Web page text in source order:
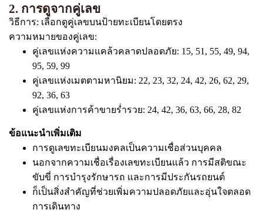
2. การดูจากคู่เลข
วิธีการ: เลือกดูคู่เลขบนป้ายทะเบียนโดยตรง
ความหมายของคู่เลข:
คู่เลขแห่งความแคล้วคลาดปลอดภัย: 15, 51, 55, 49, 94,
95, 59, 99
คู่เลขแห่งเมตตามหานิยม: 22, 23, 32, 24, 42, 26, 62, 29,
92, 36, 63
คู่เลขแห่งการค้าขายร่ำรวย: 24, 42, 36, 63, 66, 28, 82
ข้อแนะนำเพิ่มเติม
การดูเลขทะเบียนมงคลเป็นความเชื่อส่วนบุคคล
นอกจากความเชื่อเรื่องเลขทะเบียนแล้ว การมีสติขณะ
ขับขี่ การบำรุงรักษารถ และการมีประกันรถยนต์
ก็เป็นสิ่งสำคัญที่ช่วยเพิ่มความปลอดภัยและอุ่นใจตลอด
การเดินทาง